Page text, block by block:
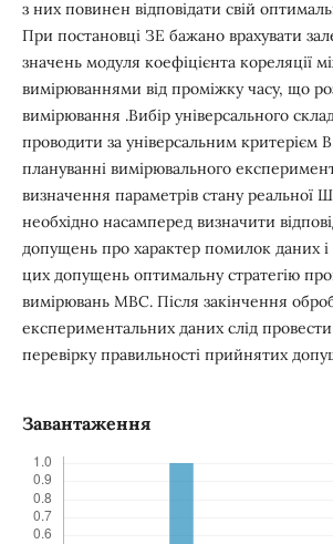
з них повинен відповідати свій
При постановці ЗЕ бажано врахувати
значень модуля коефіцієнта кореляції
вимірюваннями від проміжку часу, що
вимірювання .Вибір універсального
проводити за універсальним критерієм
плануванні вимірювального
визначення параметрів стану
необхідно насамперед визначити
допущень про характер помилок даних і
цих допущень оптимальну стратегію
вимірювань МВС. Після закінчення
експериментальних даних слід
перевірку правильності прийнятих
Завантаження